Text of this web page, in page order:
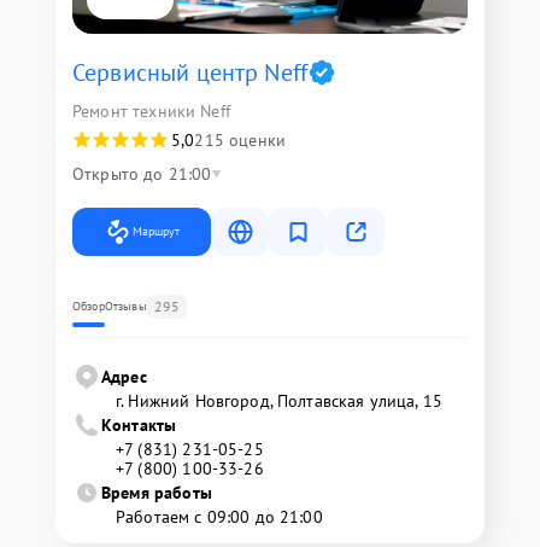
Сервисный центр Neff
Ремонт техники Neff
5,0215 оценки
Открыто до 21:00
Маршрут
ОбзорОтзывы 295
Адрес
г. Нижний Новгород, Полтавская улица, 15
Контакты
+7 (831) 231-05-25
+7 (800) 100-33-26
Время работы
Работаем с 09:00 до 21:00